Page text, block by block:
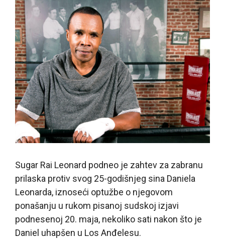
Sugar Rai Leonard podneo je zahtev za zabranu
prilaska protiv svog 25-godišnjeg sina Daniela
Leonarda, iznoseći optužbe o njegovom
ponašanju u rukom pisanoj sudskoj izjavi
podnesenoj 20. maja, nekoliko sati nakon što je
Daniel uhapšen u Los Anđelesu.